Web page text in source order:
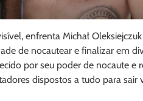
enfrenta Michał
de nocautear e finalizar em
por seu poder de nocaute e
dispostos a tudo para sair